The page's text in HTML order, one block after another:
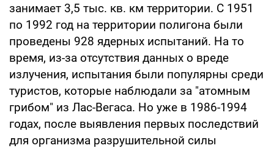
занимает 3,5 тыс. кв. км территории. С 1951
по 1992 год на территории полигона были
проведены 928 ядерных испытаний. На то
время, из-за отсутствия данных о вреде
излучения, испытания были популярны среди
туристов, которые наблюдали за "атомным
грибом" из Лас-Вегаса. Но уже в 1986-1994
годах, после выявления первых последствий
для организма разрушительной силы